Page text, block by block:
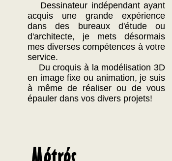
Dessinateur indépendant ayant
acquis une grande expérience
dans des bureaux d'étude ou
d'architecte, je mets désormais
mes diverses compétences à votre
service.
Du croquis à la modélisation 3D
en image fixe ou animation, je suis
à même de réaliser ou de vous
épauler dans vos divers projets!